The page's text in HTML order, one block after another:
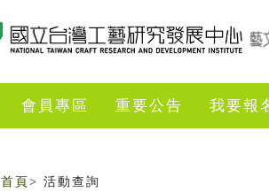
會員專區 重要公告 我要報
首頁 > 活動查詢